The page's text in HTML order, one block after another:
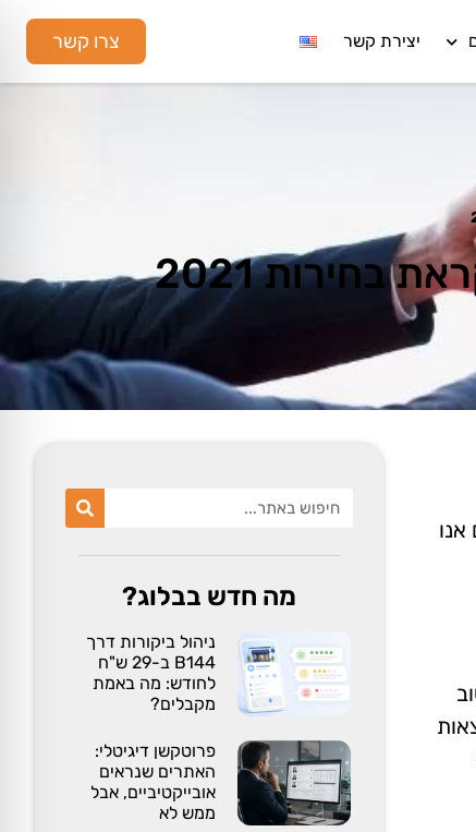
יצירת קשר צרו קשר
מה חדש בבלוג?
ניהול ביקורות דרך
B144 ב-29 ש"ח
לחודש: מה באמת
מקבלים?
פרוטקשן דיגיטלי:
האתרים שנראים
אובייקטיביים, אבל
ממש לא